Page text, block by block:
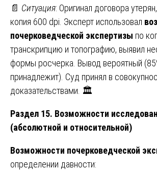
📄 Ситуация: Оригинал договора
копия 600 dpi. Эксперт использовал
почерковедческой экспертизы по
транскрипцию и топографию, выявил
формы росчерка. Вывод вероятный
принадлежит). Суд принял в
доказательствами. 🏛️
Раздел 15. Возможности
(абсолютной и относительной)
Возможности почерковедческой
определении давности: